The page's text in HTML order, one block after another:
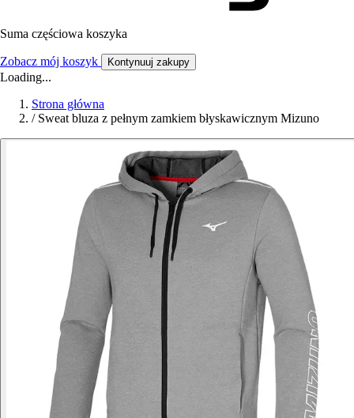
Suma częściowa koszyka
Zobacz mój koszyk Kontynuuj zakupy
Loading...
Strona główna
/ Sweat bluza z pełnym zamkiem błyskawicznym Mizuno